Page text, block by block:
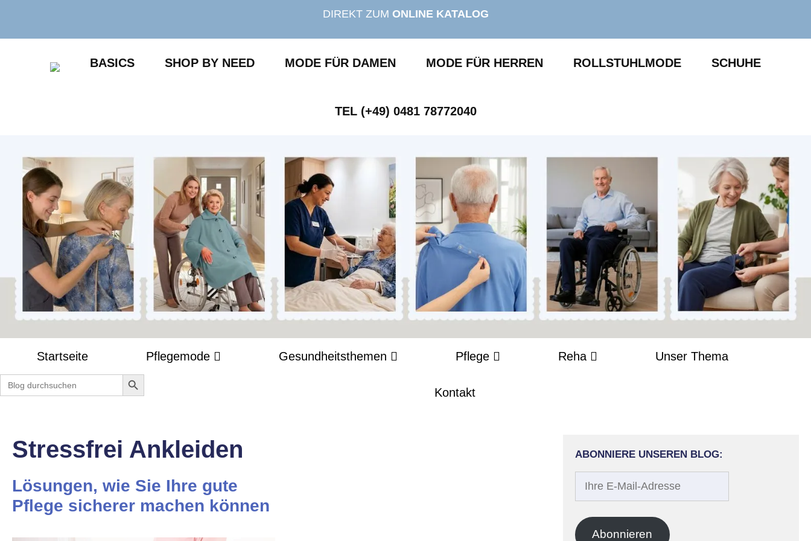
springen
DIREKT ZUM ONLINE KATALOG
BASICS SHOP BY NEED MODE FÜR DAMEN MODE FÜR HERREN ROLLSTUHLMODE SCHUHE
TEL (+49) 0481 78772040
Startseite Pflegemode Gesundheitsthemen Pflege Reha Unser Thema
Kontakt
Search
for:
Search Button
Stressfrei Ankleiden
Lösungen, wie Sie Ihre gute
Pflege sicherer machen können
ABONNIERE UNSEREN BLOG:
Adresse
Abonnieren